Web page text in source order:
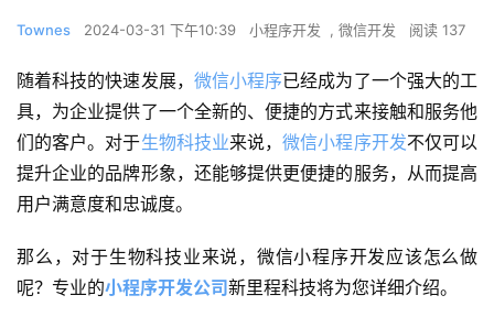
Townes 2024-03-31 下午10:39 小程序开发 , 微信开发 阅读 137
随着科技的快速发展， 微信小程序已经成为了一个强大的工
具，为企业提供了一个全新的、便捷的方式来接触和服务他
们的客户。对于生物科技业来说，微信小程序开发不仅可以
提升企业的品牌形象，还能够提供更便捷的服务，从而提高
用户满意度和忠诚度。
那么，对于生物科技业来说，微信小程序开发应该怎么做
呢？专业的小程序开发公司新里程科技将为您详细介绍。